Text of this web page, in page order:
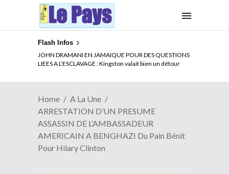
Flash Infos
JOHN DRAMANI EN JAMAIQUE POUR DES QUESTIONS
LIEES A L’ESCLAVAGE : Kingston valait bien un détour
ELECTION DE TALON A LA TETE DU SENAT BENINOIS :
Quand Patrice quitte le pouvoir sans partir !
Home
A La Une
ARRESTATION D’UN PRESUME
ASSASSIN DE L’AMBASSADEUR
AMERICAIN A BENGHAZI Du Pain Bénit
Pour Hilary Clinton